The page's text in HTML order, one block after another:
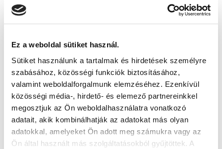
Ez a weboldal sütiket használ.
Sütiket használunk a tartalmak és hirdetések személyre
szabásához, közösségi funkciók biztosításához,
valamint weboldalforgalmunk elemzéséhez. Ezenkívül
közösségi média-, hirdető- és elemező partnereinkkel
megosztjuk az Ön weboldalhasználatra vonatkozó
adatait, akik kombinálhatják az adatokat más olyan
adatokkal, amelyeket Ön adott meg számukra vagy az
Ön által használt más szolgáltatásokból gyűjtöttek. A
ÁPRILISBAN IS DÍJAZTUK A HÓNAP
LEGJOBB UP-JÁTÉKOSAIT
2026-05-06 12:05:25
A díjban részesült labdarúgóink facsemetéket kapnak a
klubtól ajándékba.